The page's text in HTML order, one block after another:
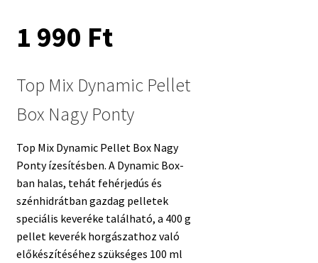
1 990 Ft
Top Mix Dynamic Pellet
Box Nagy Ponty
Top Mix Dynamic Pellet Box Nagy
Ponty ízesítésben. A Dynamic Box-
ban halas, tehát fehérjedús és
szénhidrátban gazdag pelletek
speciális keveréke található, a 400 g
pellet keverék horgászathoz való
előkészítéséhez szükséges 100 ml